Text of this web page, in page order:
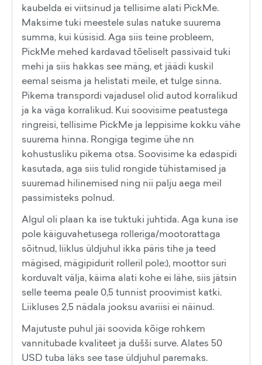
kaubelda ei viitsinud ja tellisime alati PickMe.
Maksime tuki meestele sulas natuke suurema
summa, kui küsisid. Aga siis teine probleem,
PickMe mehed kardavad tõeliselt passivaid tuki
mehi ja siis hakkas see mäng, et jäädi kuskil
eemal seisma ja helistati meile, et tulge sinna.
Pikema transpordi vajadusel olid autod korralikud
ja ka väga korralikud. Kui soovisime peatustega
ringreisi, tellisime PickMe ja leppisime kokku vähe
suurema hinna. Rongiga tegime ühe nn
kohustusliku pikema otsa. Soovisime ka edaspidi
kasutada, aga siis tulid rongide tühistamised ja
suuremad hilinemised ning nii palju aega meil
passimisteks polnud.
Algul oli plaan ka ise tuktuki juhtida. Aga kuna ise
pole käiguvahetusega rolleriga/mootorattaga
sõitnud, liiklus üldjuhul ikka päris tihe ja teed
mägised, mägipidurit rolleril pole:), moottor suri
korduvalt välja, käima alati kohe ei lähe, siis jätsin
selle teema peale 0,5 tunnist proovimist katki.
Liikluses 2,5 nädala jooksu avariisi ei näinud.
Majutuste puhul jäi soovida kõige rohkem
vannitubade kvaliteet ja dušši surve. Alates 50
USD tuba läks see tase üldjuhul paremaks.